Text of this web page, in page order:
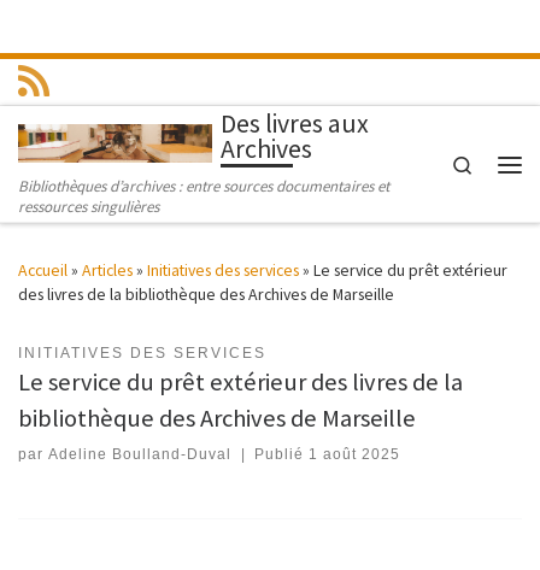
Des livres aux
Archives
Bibliothèques d’archives : entre sources documentaires et
ressources singulières
Search
Accueil» Articles» Initiatives des services» Le service du prêt extérieur
des livres de la bibliothèque des Archives de Marseille
INITIATIVES DES SERVICES
Le service du prêt extérieur des livres de la
bibliothèque des Archives de Marseille
par Adeline Boulland-Duval Publié 1 août 2025